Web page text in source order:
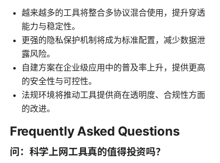
越来越多的工具将整合多协议混合使用，提升穿透
能力与稳定性。
更强的隐私保护机制将成为标准配置，减少数据泄
露风险。
自建方案在企业级应用中的普及率上升，提供更高
的安全性与可控性。
法规环境将推动工具提供商在透明度、合规性方面
的改进。
Frequently Asked Questions
问：科学上网工具真的值得投资吗？